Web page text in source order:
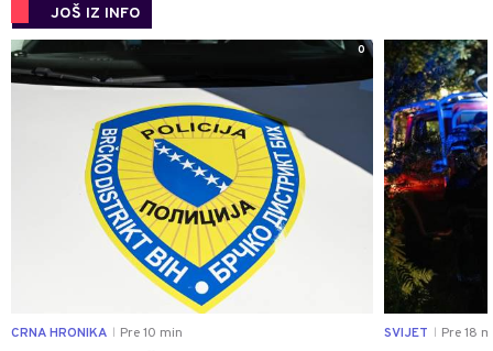
JOŠ IZ INFO
0
CRNA HRONIKA Pre 10 min SVIJET Pre 18